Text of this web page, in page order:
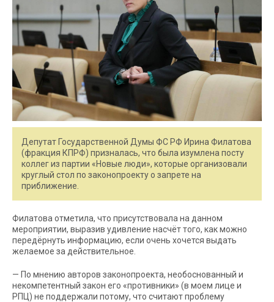
Депутат Государственной Думы ФС РФ Ирина Филатова
(фракция КПРФ) призналась, что была изумлена посту
коллег из партии «Новые люди», которые организовали
круглый стол по законопроекту о запрете на
приближение.
Филатова отметила, что присутствовала на данном
мероприятии, выразив удивление насчёт того, как можно
передёрнуть информацию, если очень хочется выдать
желаемое за действительное.
— По мнению авторов законопроекта, необоснованный и
некомпетентный закон его «противники» (в моем лице и
РПЦ) не поддержали потому, что считают проблему